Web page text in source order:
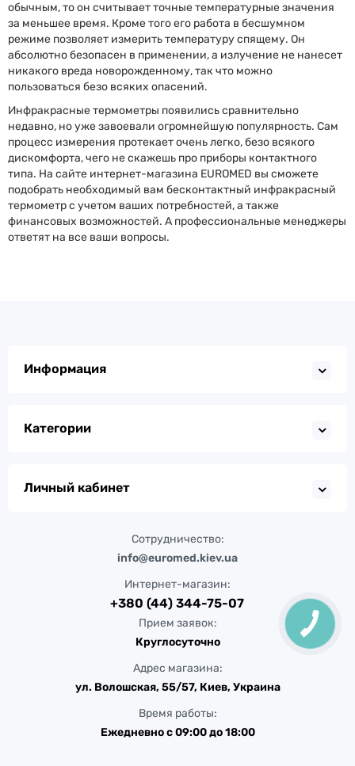
обычным, то он считывает точные температурные значения
за меньшее время. Кроме того его работа в бесшумном
режиме позволяет измерить температуру спящему. Он
абсолютно безопасен в применении, а излучение не нанесет
никакого вреда новорожденному, так что можно
пользоваться безо всяких опасений.
Инфракрасные термометры появились сравнительно
недавно, но уже завоевали огромнейшую популярность. Сам
процесс измерения протекает очень легко, безо всякого
дискомфорта, чего не скажешь про приборы контактного
типа. На сайте интернет-магазина EUROMED вы сможете
подобрать необходимый вам бесконтактный инфракрасный
термометр с учетом ваших потребностей, а также
финансовых возможностей. А профессиональные менеджеры
ответят на все ваши вопросы.
Информация
Категории
Личный кабинет
Сотрудничество:
info@euromed.kiev.ua
Интернет-магазин:
+380 (44) 344-75-07
Прием заявок:
Круглосуточно
Адрес магазина:
ул. Волошская, 55/57, Киев, Украина
Время работы:
Ежедневно с 09:00 до 18:00